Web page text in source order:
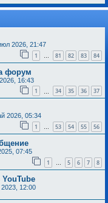
2026, 21:47
1 … 81 82 83 84
форум
16:43
1 34 35 36 37
2026, 05:34
1 … 53 54 55 56
07:45
1 … 5 6 7 8
12:00